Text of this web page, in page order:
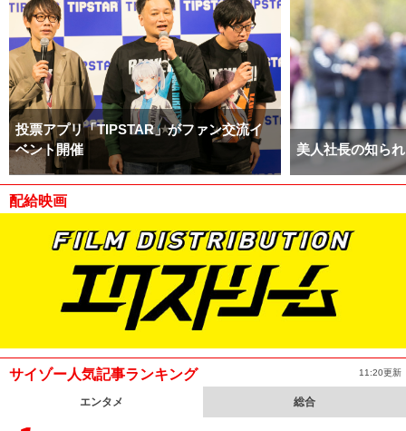
投票アプリ「TIPSTAR」がファン交流イ
ベント開催
美人社長の知ら
配給映画
サイゾー人気記事ランキング 11:20更新
エンタメ 総合